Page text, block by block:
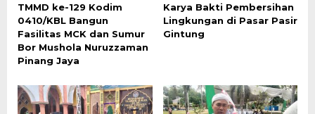
TMMD ke-129 Kodim
0410/KBL Bangun
Fasilitas MCK dan Sumur
Bor Mushola Nuruzzaman
Pinang Jaya
Karya Bakti Pembersihan
Lingkungan di Pasar Pasir
Gintung